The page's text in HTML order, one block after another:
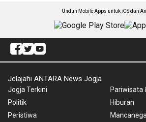
Unduh Mobile Apps untuk iOS dan
Jelajahi ANTARA News Jogja
Jogja Terkini
Politik
Peristiwa
Pariwisata
Hiburan